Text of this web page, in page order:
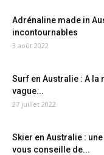
Adrénaline made in
incontournables
3 août 2022
Surf en Australie : A la
vague...
27 juillet 2022
Skier en Australie :
vous conseille de...